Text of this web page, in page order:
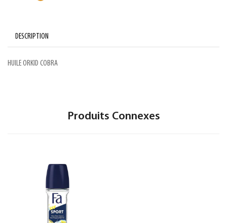
DESCRIPTION
HUILE ORKID COBRA
Produits Connexes